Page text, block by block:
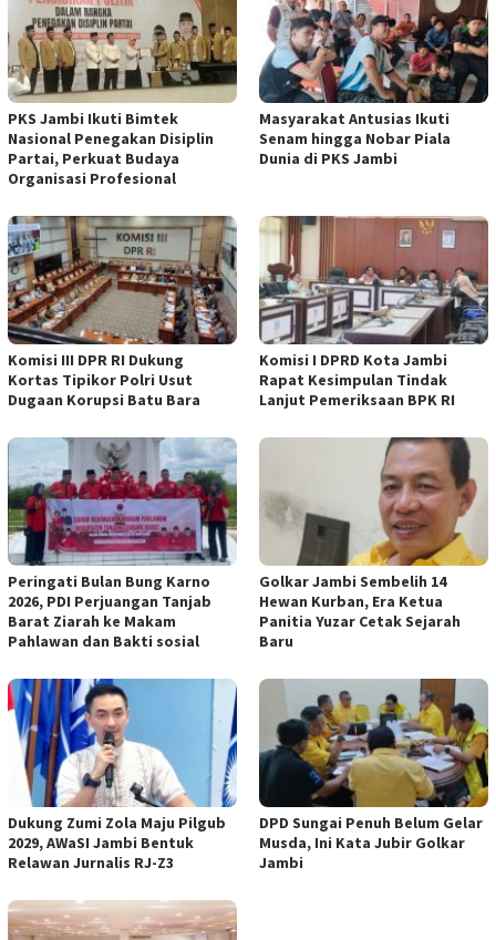
PKS Jambi Ikuti Bimtek
Nasional Penegakan Disiplin
Partai, Perkuat Budaya
Organisasi Profesional
Masyarakat Antusias Ikuti
Senam hingga Nobar Piala
Dunia di PKS Jambi
Komisi III DPR RI Dukung
Kortas Tipikor Polri Usut
Dugaan Korupsi Batu Bara
Komisi I DPRD Kota Jambi
Rapat Kesimpulan Tindak
Lanjut Pemeriksaan BPK RI
Peringati Bulan Bung Karno
2026, PDI Perjuangan Tanjab
Barat Ziarah ke Makam
Pahlawan dan Bakti sosial
Golkar Jambi Sembelih 14
Hewan Kurban, Era Ketua
Panitia Yuzar Cetak Sejarah
Baru
Dukung Zumi Zola Maju Pilgub
2029, AWaSI Jambi Bentuk
Relawan Jurnalis RJ-Z3
DPD Sungai Penuh Belum Gelar
Musda, Ini Kata Jubir Golkar
Jambi